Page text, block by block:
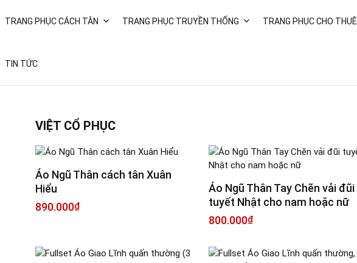
TRANG PHỤC CÁCH TÂN TRANG PHỤC TRUYỀN THỐNG TRANG PHỤC CHO THUÊ
TIN TỨC
VIỆT CỔ PHỤC
Áo Ngũ Thân cách tân Xuân
Hiểu
890.000₫
Áo Ngũ Thân Tay Chẽn vải đũi
tuyết Nhật cho nam hoặc nữ
800.000₫